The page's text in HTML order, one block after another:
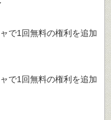
で1回無料の権利を追加
で1回無料の権利を追加